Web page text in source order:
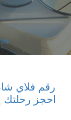
احجز رحلتك